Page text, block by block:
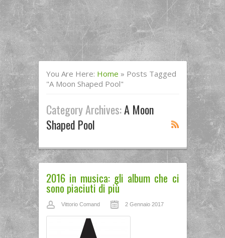
You Are Here: Home » Posts Tagged
"a Moon Shaped Pool"
Category Archives:A Moon
Shaped Pool
2016 in musica: gli album che ci
sono piaciuti di più
Vittorio Comand 2 Gennaio 2017